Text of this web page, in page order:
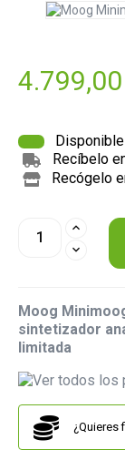
Disponible
Recíbelo
Recógelo
Moog
sintetizador
limitada
¿Quieres